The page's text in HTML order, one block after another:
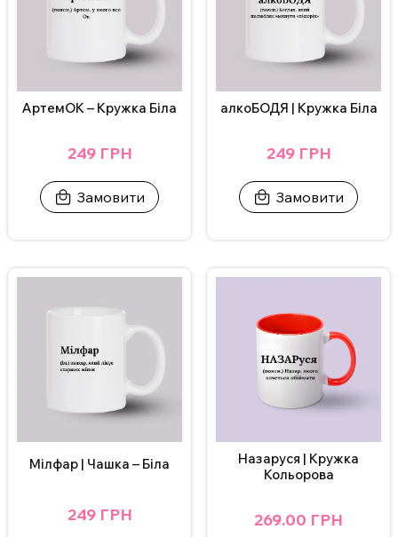
АртемОК – Кружка Біла
249 ГРН
Замовити
алкоБОДЯ | Кружка Біла
249 ГРН
Замовити
Мілфар | Чашка – Біла
249 ГРН
Назаруся | Кружка
Кольорова
269.00 ГРН